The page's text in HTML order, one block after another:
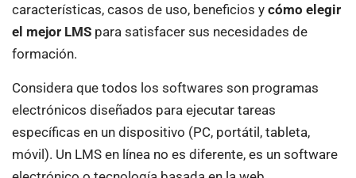
características, casos de uso, beneficios y cómo elegir
el mejor LMS para satisfacer sus necesidades de
formación.
Considera que todos los softwares son programas
electrónicos diseñados para ejecutar tareas
específicas en un dispositivo (PC, portátil, tableta,
móvil). Un LMS en línea no es diferente, es un software